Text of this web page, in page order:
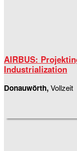
AIRBUS:
Industrialization
Donauwörth,Vollzeit